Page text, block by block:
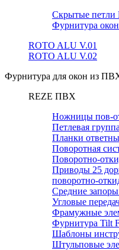
Скрытые петли
Фурнитура
ROTO ALU V.01
ROTO ALU V.02
Фурнитура для окон из
REZE ПВХ
Ножницы пов-
Петлевая
Планки
Поворотная
Поворотно-
Приводы 25
поворотно-
Средние
Угловые
Фрамужные
Фурнитура Tilt
Шаблоны
Штульповые